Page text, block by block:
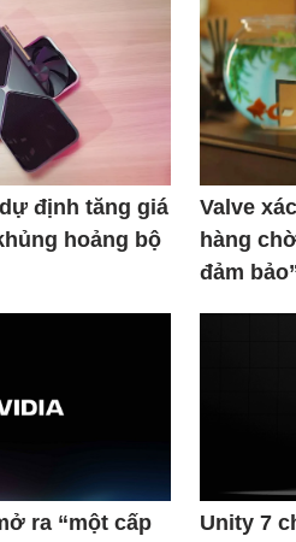
định tăng giá
hoảng bộ
Valve
hàng
đảm
ra “một cấp
Unity 7